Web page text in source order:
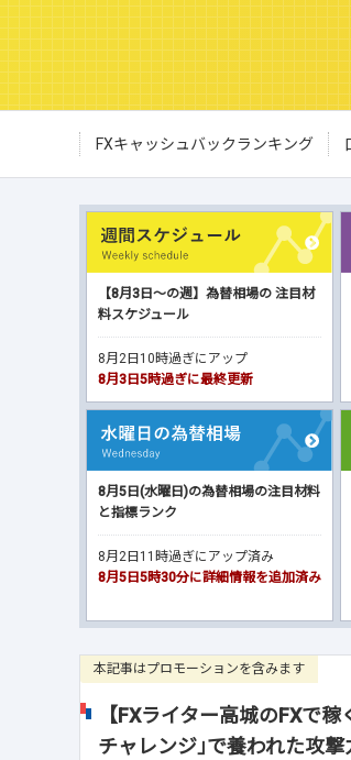
FXキャッシュバックランキング
【8月3日～の週】為替相場の 注目材
料スケジュール
8月2日10時過ぎにアップ
8月3日5時過ぎに最終更新
8月5日(水曜日)の為替相場の注目材料
と指標ランク
8月2日11時過ぎにアップ済み
8月5日5時30分に詳細情報を追加済み
本記事はプロモーションを含みます
【FXライター高城のFXで
チャレンジ｣で養われた攻撃